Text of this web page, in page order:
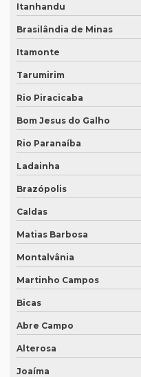
Legendagem em português
Legendagem profissional
Legendagem rio de janeiro
Legendagem de vídeos
Locação de equipamentos
Locação sistema
Localização de software
Melhor empresa de tradução
Melhor empresa de
Melhor tradução simultânea
O que é degravação de áudio
O que significa tradução
Itanhandu
Brasilândia de Minas
Itamonte
Tarumirim
Rio Piracicaba
Bom Jesus do Galho
Rio Paranaíba
Ladainha
Brazópolis
Caldas
Matias Barbosa
Montalvânia
Martinho Campos
Bicas
Abre Campo
Alterosa
Joaíma